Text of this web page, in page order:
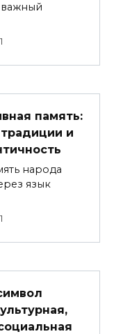
важный
1
память:
и
народа
язык
1